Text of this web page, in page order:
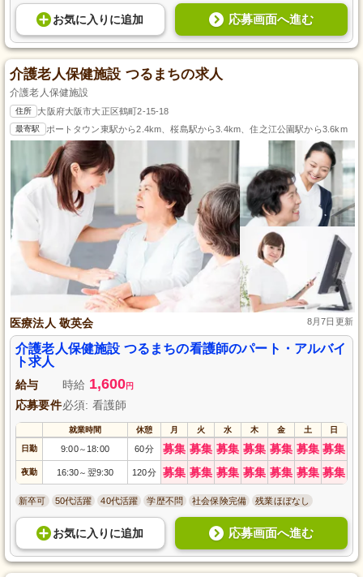
お気に入り に追加 応募画面へ進む
介護老人保健施設 つるまちの求人
介護老人保健施設
住所 大阪府大阪市大正区鶴町2-15-18
最寄駅 ポートタウン東駅から2.4km、桜島駅から3.4km、住之江公園駅から3.6km
医療法人 敬英会 8月7日更新
介護老人保健施設 つるまちの看護師のパート・アルバイ
ト求人
給与 時給 1,600円
応募要件必須: 看護師
就業時間 休憩 月 火 水 木 金 土 日
日勤 9:00～ 18:00 60分 募集 募集 募集 募集 募集 募集 募集
夜勤 16:30～ 翌9:30 120分 募集 募集 募集 募集 募集 募集 募集
新卒可 50代活躍 40代活躍 学歴不問 社会保険完備 残業ほぼなし
お気に入り に追加 応募画面へ進む